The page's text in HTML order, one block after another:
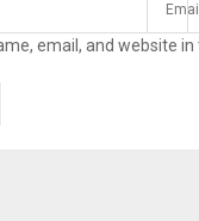
email, and website